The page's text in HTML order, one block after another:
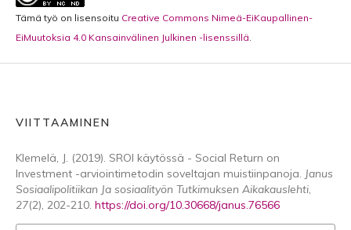
Tämä työ on lisensoitu Creative Commons Nimeä-EiKaupallinen-
EiMuutoksia 4.0 Kansainvälinen Julkinen -lisenssillä.
VIITTAAMINEN
Klemelä, J. (2019). SROI käytössä - Social Return on
Investment -arviointimetodin soveltajan muistiinpanoja. Janus
Sosiaalipolitiikan Ja sosiaalityön Tutkimuksen Aikakauslehti,
27(2), 202-210. https://doi.org/10.30668/janus.76566